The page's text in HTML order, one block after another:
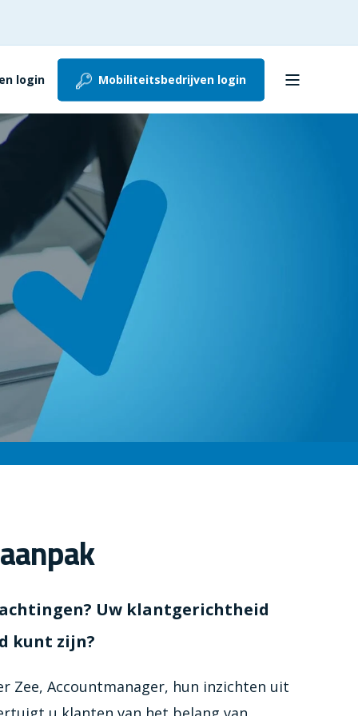
login Mobiliteitsbedrijven login
Uw klantgerichtheid
kunt zijn?
Zee, Accountmanager, hun inzichten uit